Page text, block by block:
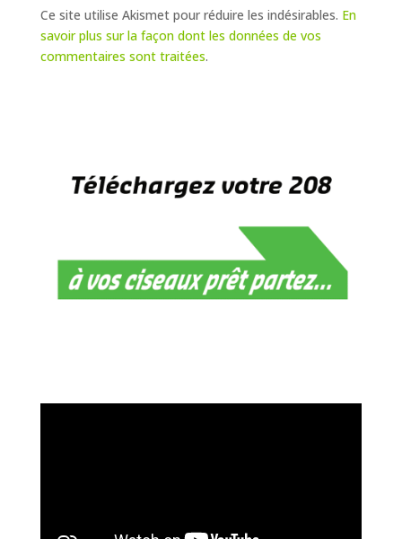
Ce site utilise Akismet pour réduire les indésirables. En
savoir plus sur la façon dont les données de vos
commentaires sont traitées.